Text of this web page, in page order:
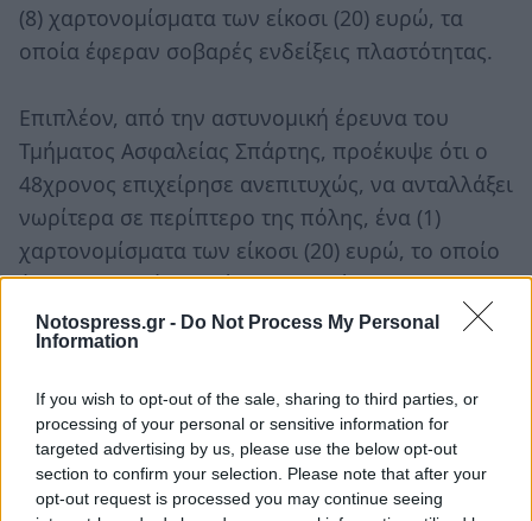
Notospress.gr - Do Not Process My Personal
Information
If you wish to opt-out of the sale, sharing to third parties, or
processing of your personal or sensitive information for
targeted advertising by us, please use the below opt-out
section to confirm your selection. Please note that after your
opt-out request is processed you may continue seeing
(8) χαρτονομίσματα των είκοσι (20) ευρώ, τα
οποία έφεραν σοβαρές ενδείξεις πλαστότητας.
Επιπλέον, από την αστυνομική έρευνα του
Τμήματος Ασφαλείας Σπάρτης, προέκυψε ότι ο
48χρονος επιχείρησε ανεπιτυχώς, να ανταλλάξει
νωρίτερα σε περίπτερο της πόλης, ένα (1)
χαρτονομίσματα των είκοσι (20) ευρώ, το οποίο
έφερε σοβαρές ενδείξεις πλαστότητας.
Κατά τον έλεγχο, εκτός από τα παραπάνω
αποσταλούν για εργαστηριακή εξέταση,
επιπλέον κατασχέθηκαν, το χρηματικό ποσό των
-1.340- ευρώ, ως προϊόν εγκλήματος , καθώς και